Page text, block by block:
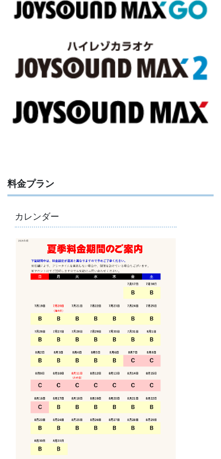
料金プラン
カレンダー